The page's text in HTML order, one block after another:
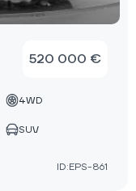
520 000 €
4WD
SUV
ID:EPS-861